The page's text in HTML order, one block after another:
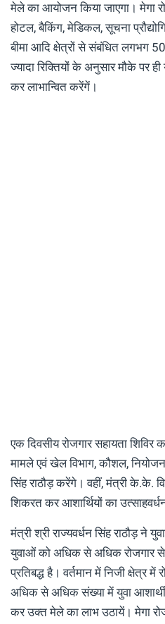
मेले का आयोजन किया जाएगा। मेगा
होटल, बैकिंग, मेडिकल, सूचना
बीमा आदि क्षेत्रों से संबंधित लगभग
ज्यादा रिक्तियों के अनुसार मौके पर
कर लाभान्वित करेंगें।
एक दिवसीय रोजगार सहायता शिविर
मामले एवं खेल विभाग, कौशल, नियोजन
सिंह राठौड़ करेंगे। वहीं, मंत्री के.के.
शिकरत कर आशार्थियों का
मंत्री श्री राज्यवर्धन सिंह राठौड़ ने
युवाओं को अधिक से अधिक रोजगार से
प्रतिबद्ध है। वर्तमान में निजी क्षेत्र
अधिक से अधिक संख्या में युवा
कर उक्त मेले का लाभ उठायें। मेगा